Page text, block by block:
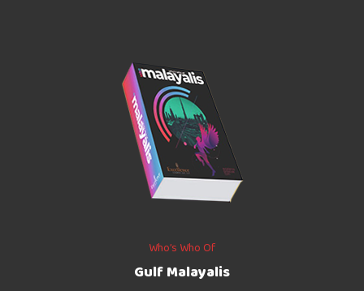
Who’s Who Of
Gulf Malayalis